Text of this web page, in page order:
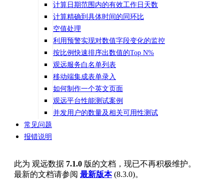
计算日期范围内的有效工作日天数
计算精确到具体时间的同环比
空值处理
利用预警实现对数值字段变化的监控
按比例快速排序出数值的Top N%
观远服务白名单列表
移动端集成表单录入
如何制作一个英文页面
观远平台性能测试案例
并发用户的数量及相关可用性测试
常见问题
报错说明
此为 观远数据 7.1.0 版的文档，现已不再积极维护。
最新的文档请参阅 最新版本(8.3.0)。